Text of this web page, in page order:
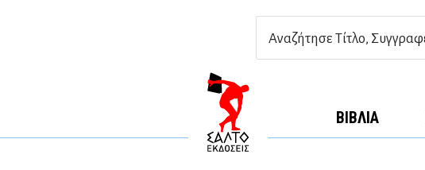
ΒΙΒΛΊΑ